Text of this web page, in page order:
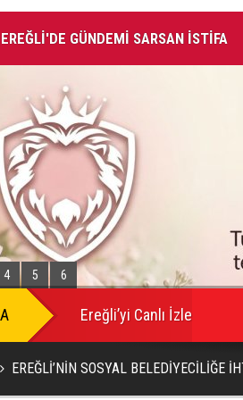
EREĞLİ'DE GÜNDEMİ SARSAN İSTİFA
Takla atan otomobildeki Bedirhan öldü,
4 5 6
Ereğli’yi Canlı İzle
EREĞLİ’NİN SOSYAL BELEDİYECİLİĞE